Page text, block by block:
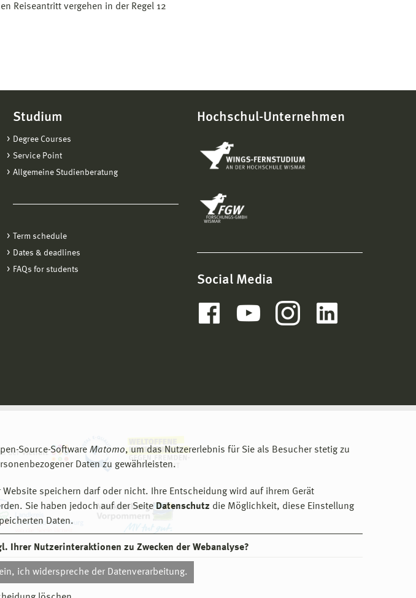
Source-Software Matomo, um das Nutzererlebnis für Sie als Besucher stetig zu
Daten zu gewährleisten.
speichern darf oder nicht. Ihre Entscheidung wird auf ihrem Gerät
Sie haben jedoch auf der Seite Datenschutz die Möglichkeit, diese Einstellung
Daten.
Ihrer Nutzerinteraktionen zu Zwecken der Webanalyse?
ich widerspreche der Datenverarbeitung.
Reiseantritt vergehen in der Regel 12
Studium
Degree Courses
Service Point
Allgemeine Studienberatung
Term schedule
Dates & deadlines
FAQs for students
Hochschul-Unternehmen
Social Media
Wismar